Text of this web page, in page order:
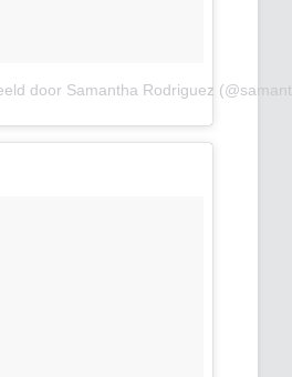
door Samantha Rodriguez